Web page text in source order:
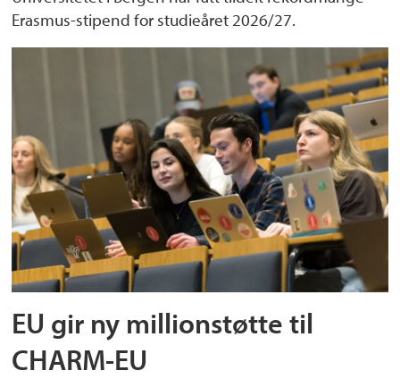
1956. Må ikke forveksles med dagens UNSCO
(United Nations Special Coordinator for the
Middle East Peace Process) som ble etablert i
Erasmus-stipend for studieåret 2026/27.
EU gir ny millionstøtte til
CHARM-EU